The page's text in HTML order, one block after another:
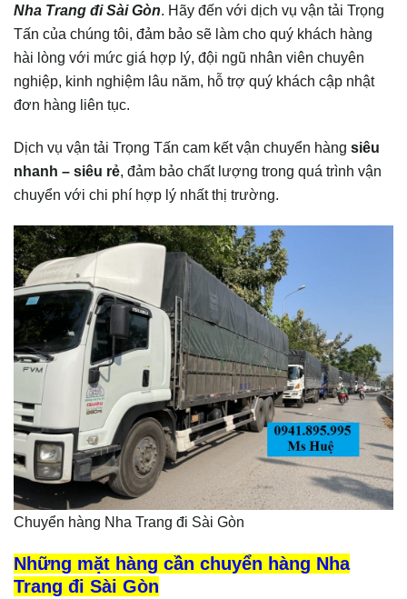
Nha Trang đi Sài Gòn. Hãy đến với dịch vụ vận tải Trọng
Tấn của chúng tôi, đảm bảo sẽ làm cho quý khách hàng
hài lòng với mức giá hợp lý, đội ngũ nhân viên chuyên
nghiệp, kinh nghiệm lâu năm, hỗ trợ quý khách cập nhật
đơn hàng liên tục.
Dịch vụ vận tải Trọng Tấn cam kết vận chuyển hàng siêu
nhanh – siêu rẻ, đảm bảo chất lượng trong quá trình vận
chuyển với chi phí hợp lý nhất thị trường.
Chuyển hàng Nha Trang đi Sài Gòn
Những mặt hàng cần chuyển hàng Nha
Trang đi Sài Gòn